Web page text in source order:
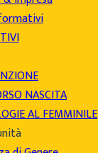
NASCITA
AL FEMMINILE